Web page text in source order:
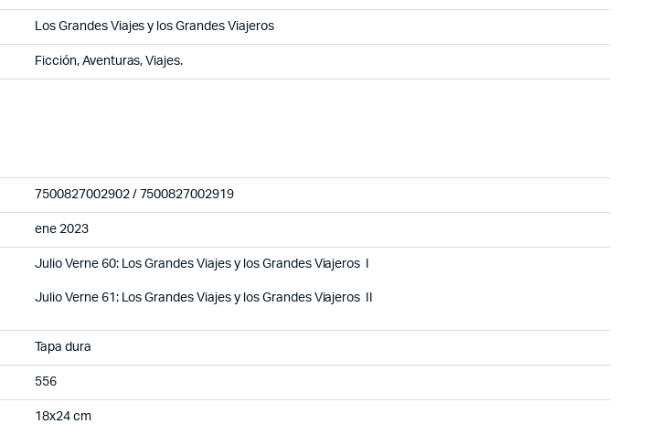
Los Grandes Viajes y los Grandes Viajeros
Ficción, Aventuras, Viajes.
7500827002902 / 7500827002919
ene 2023
Julio Verne 60: Los Grandes Viajes y los Grandes Viajeros I
Julio Verne 61: Los Grandes Viajes y los Grandes Viajeros II
Tapa dura
556
18x24 cm